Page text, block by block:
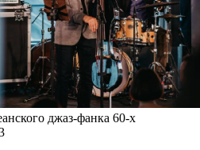
джаз-фанка 60-х